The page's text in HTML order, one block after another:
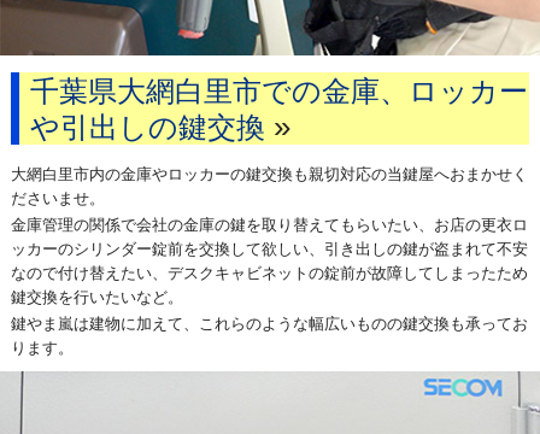
千葉県大網白里市での金庫、ロッカー
や引出しの鍵交換 »
大網白里市内の金庫やロッカーの鍵交換も親切対応の当鍵屋へおまかせく
ださいませ。
金庫管理の関係で会社の金庫の鍵を取り替えてもらいたい、お店の更衣ロ
ッカーのシリンダー錠前を交換して欲しい、引き出しの鍵が盗まれて不安
なので付け替えたい、デスクキャビネットの錠前が故障してしまったため
鍵交換を行いたいなど。
鍵やま嵐は建物に加えて、これらのような幅広いものの鍵交換も承ってお
ります。